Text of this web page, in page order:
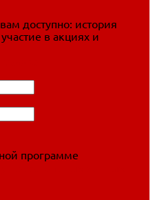
доступно: история
в акциях и
программе